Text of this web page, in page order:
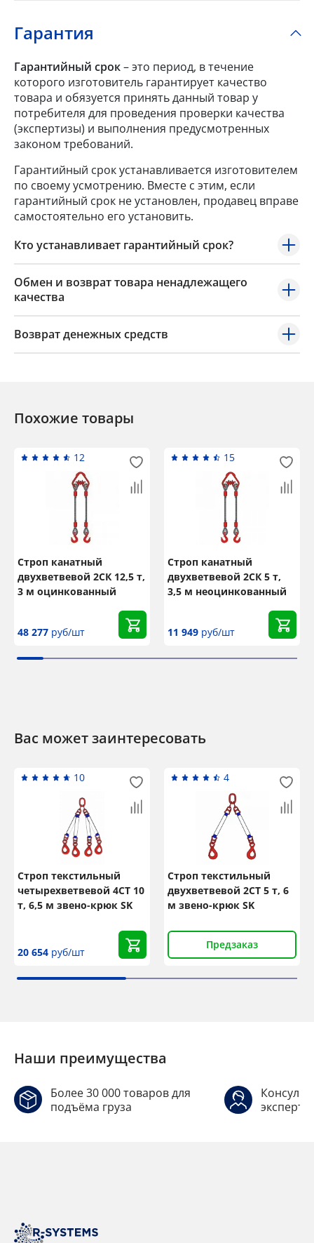
Гарантия
Гарантийный срок– это период, в течение
которого изготовитель гарантирует качество
товара и обязуется принять данный товар у
потребителя для проведения проверки качества
(экспертизы) и выполнения предусмотренных
законом требований.
Гарантийный срок устанавливается изготовителем
по своему усмотрению. Вместе с этим, если
гарантийный срок не установлен, продавец вправе
самостоятельно его установить.
Кто устанавливает гарантийный срок?
Обмен и возврат товара ненадлежащего
качества
Возврат денежных средств
Похожие товары
12
Строп канатный
двухветвевой 2СК 12,5 т,
3 м оцинкованный
48 277 руб/шт
15
Строп канатный
двухветвевой 2СК 5 т,
3,5 м неоцинкованный
11 949 руб/шт
Вас может заинтересовать
10
Строп текстильный
четырехветвевой 4СТ 10
т, 6,5 м звено-крюк SK
20 654 руб/шт
4
Строп текстильный
двухветвевой 2СТ 5 т, 6
м звено-крюк SK
Предзаказ
Наши преимущества
Более 30 000 товаров для
подъёма груза